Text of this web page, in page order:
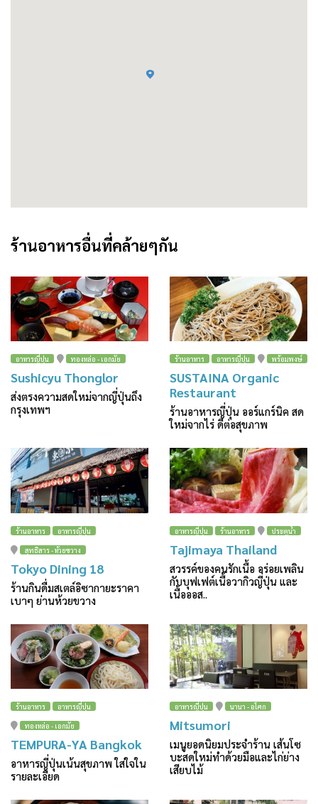
ร้านอาหารอื่นที่คล้ายๆกัน
อาหารญี่ปุ่น ทองหล่อ - เอกมัย
Sushicyu Thonglor
ส่งตรงความสดใหม่จากญี่ปุ่นถึง
กรุงเทพฯ
ร้านอาหาร อาหารญี่ปุ่น พร้อมพงษ์
SUSTAINA Organic
Restaurant
ร้านอาหารญี่ปุ่น ออร์แกร์นิค สด
ใหม่จากไร่ ดีต่อสุขภาพ
ร้านอาหาร อาหารญี่ปุ่น
สุทธิสาร - ห้วยขวาง
Tokyo Dining 18
ร้านกินดื่มสเตล์อิซากายะราคา
เบาๆ ย่านห้วยขวาง
อาหารญี่ปุ่น ร้านอาหาร ประตูน้ำ
Tajimaya Thailand
สวรรค์ของคนรักเนื้อ อร่อยเพลิน
กับบุฟเฟต์เนื้อวากิวญี่ปุ่น และ
เนื้อออส..
ร้านอาหาร อาหารญี่ปุ่น
ทองหล่อ - เอกมัย
TEMPURA-YA Bangkok
อาหารญี่ปุ่นเน้นสุขภาพ ใส่ใจใน
รายละเอียด
อาหารญี่ปุ่น นานา - อโศก
Mitsumori
เมนูยอดนิยมประจำร้าน เส้นโซ
บะสดใหม่ทำด้วยมือและไก่ย่าง
เสียบไม้